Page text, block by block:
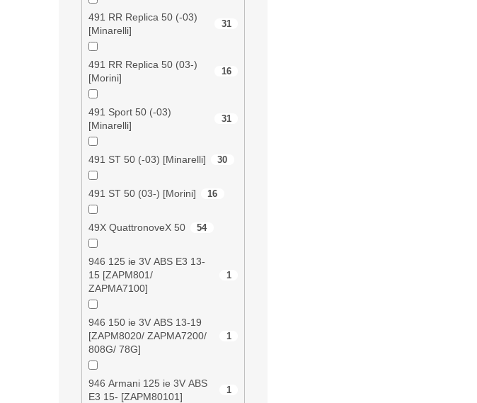
491 RR Replica 50 (-03)
[Minarelli]
31
491 RR Replica 50 (03-)
[Morini]
16
491 Sport 50 (-03)
[Minarelli]
31
491 ST 50 (-03) [Minarelli] 30
491 ST 50 (03-) [Morini] 16
49X QuattronoveX 50 54
946 125 ie 3V ABS E3 13-
15 [ZAPM801/
ZAPMA7100]
1
946 150 ie 3V ABS 13-19
[ZAPM8020/ ZAPMA7200/
808G/ 78G]
1
946 Armani 125 ie 3V ABS
E3 15- [ZAPM80101]
1